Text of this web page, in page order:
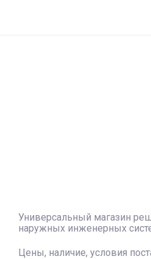
Универсальный магазин
наружных инженерных
Цены, наличие, условия